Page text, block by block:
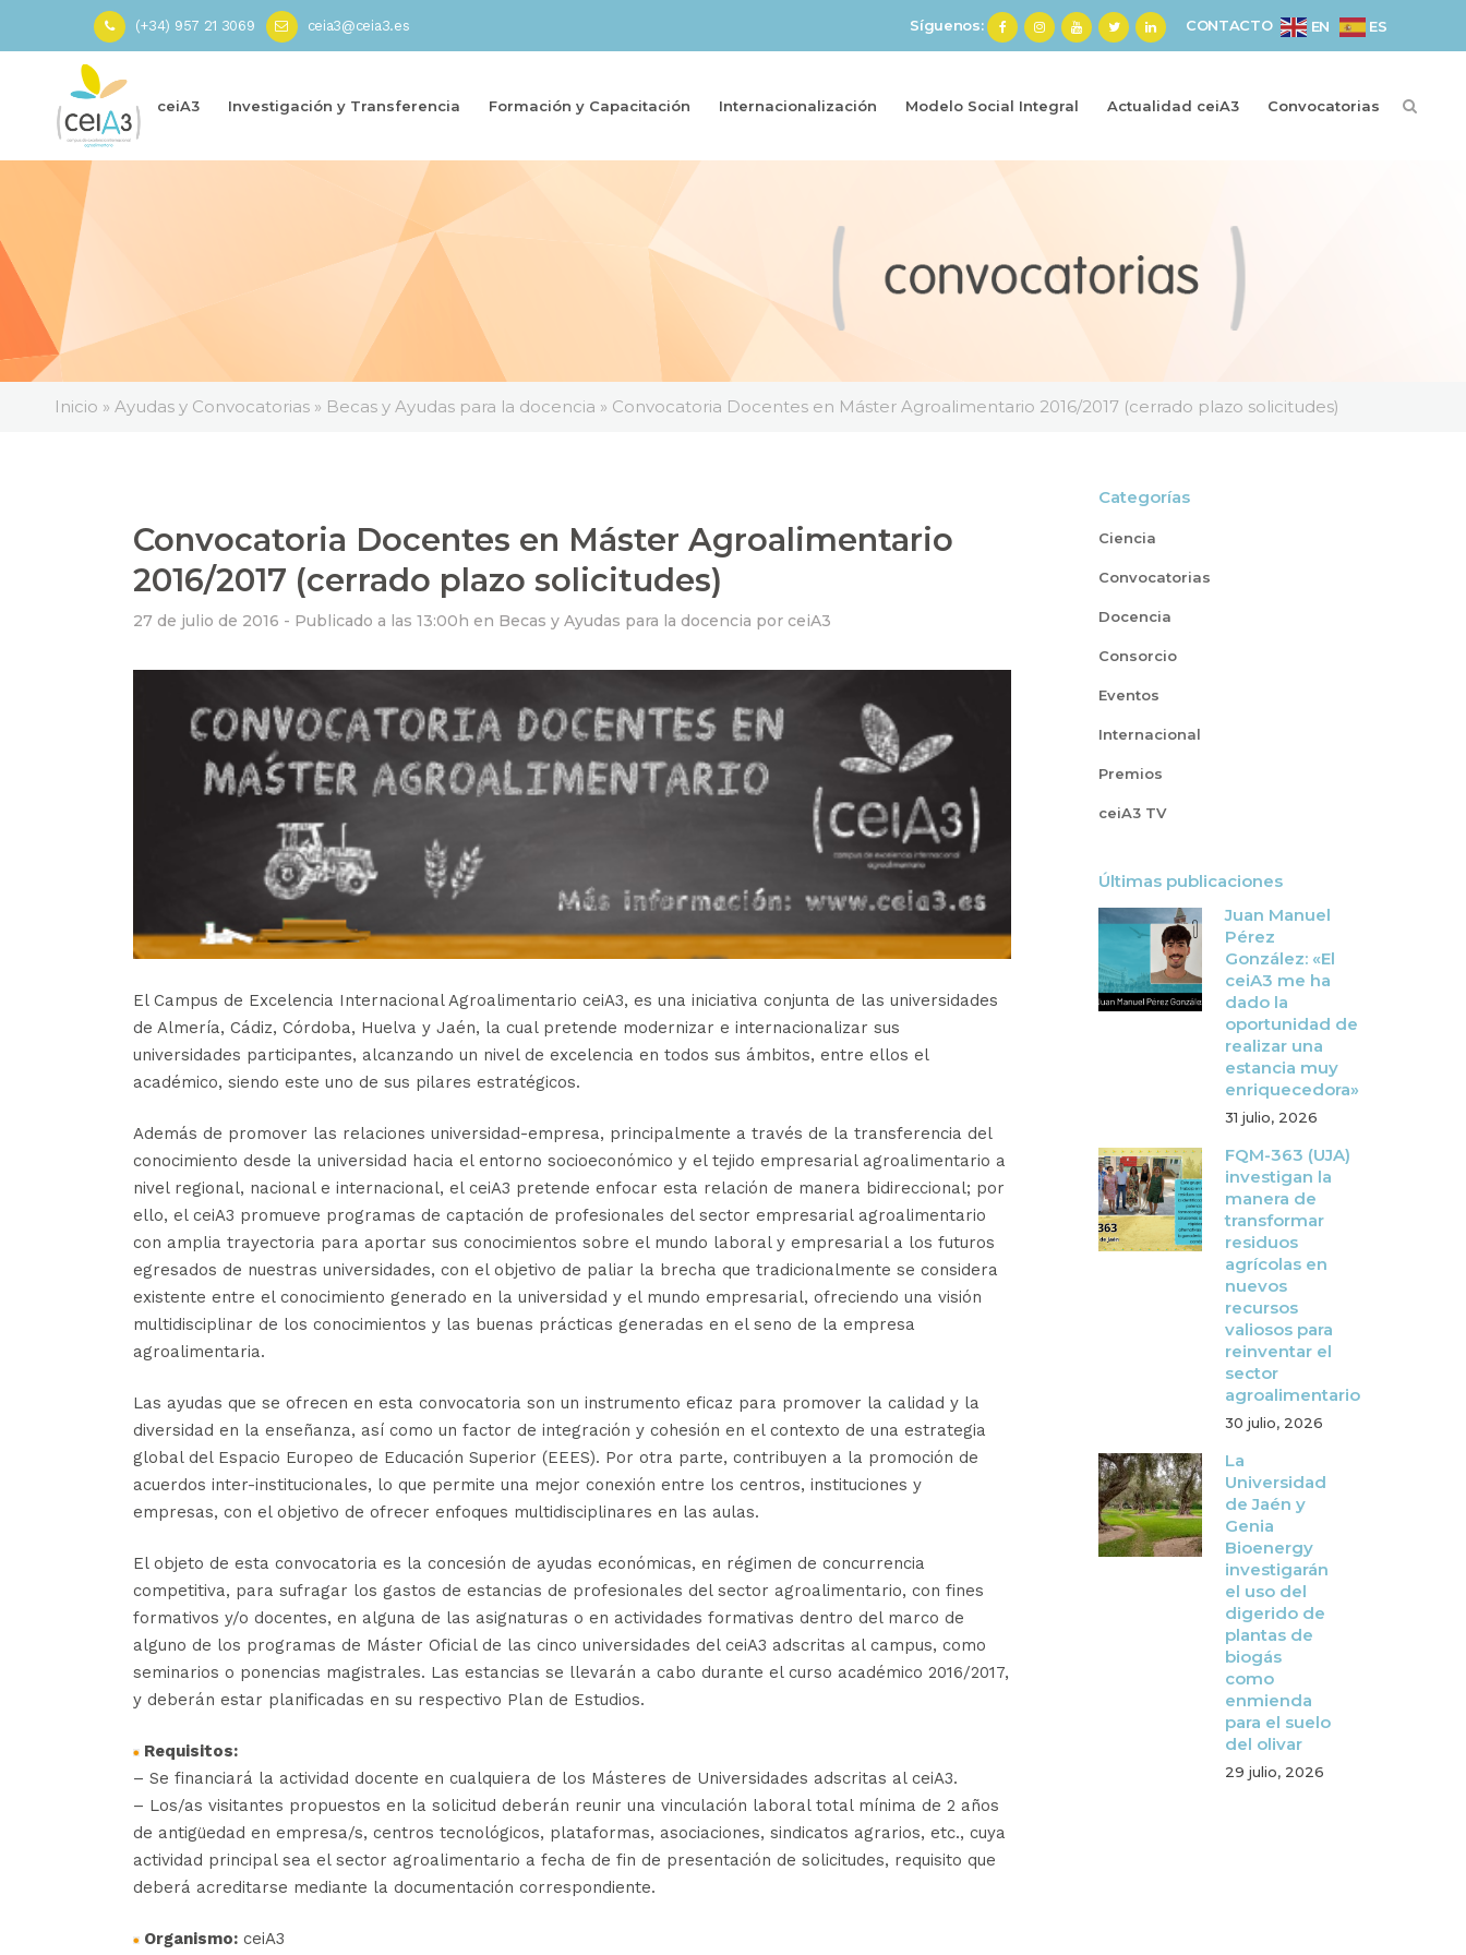
(+34) 957 21 3069 ceia3@ceia3.es Síguenos: CONTACTO EN ES
ceiA3 Investigación y Transferencia Formación y Capacitación Internacionalización Modelo Social Integral Actualidad ceiA3 Convocatorias
Inicio » Ayudas y Convocatorias » Becas y Ayudas para la docencia » Convocatoria Docentes en Máster Agroalimentario 2016/2017 (cerrado plazo solicitudes)
Convocatoria Docentes en Máster Agroalimentario
2016/2017 (cerrado plazo solicitudes)
27 de julio de 2016 - Publicado a las 13:00h en Becas y Ayudas para la docencia por ceiA3
El Campus de Excelencia Internacional Agroalimentario ceiA3, es una iniciativa conjunta de las universidades
de Almería, Cádiz, Córdoba, Huelva y Jaén, la cual pretende modernizar e internacionalizar sus
universidades participantes, alcanzando un nivel de excelencia en todos sus ámbitos, entre ellos el
académico, siendo este uno de sus pilares estratégicos.
Además de promover las relaciones universidad-empresa, principalmente a través de la transferencia del
conocimiento desde la universidad hacia el entorno socioeconómico y el tejido empresarial agroalimentario a
nivel regional, nacional e internacional, el ceiA3 pretende enfocar esta relación de manera bidireccional; por
ello, el ceiA3 promueve programas de captación de profesionales del sector empresarial agroalimentario
con amplia trayectoria para aportar sus conocimientos sobre el mundo laboral y empresarial a los futuros
egresados de nuestras universidades, con el objetivo de paliar la brecha que tradicionalmente se considera
existente entre el conocimiento generado en la universidad y el mundo empresarial, ofreciendo una visión
multidisciplinar de los conocimientos y las buenas prácticas generadas en el seno de la empresa
agroalimentaria.
Las ayudas que se ofrecen en esta convocatoria son un instrumento eficaz para promover la calidad y la
diversidad en la enseñanza, así como un factor de integración y cohesión en el contexto de una estrategia
global del Espacio Europeo de Educación Superior (EEES). Por otra parte, contribuyen a la promoción de
acuerdos inter-institucionales, lo que permite una mejor conexión entre los centros, instituciones y
empresas, con el objetivo de ofrecer enfoques multidisciplinares en las aulas.
El objeto de esta convocatoria es la concesión de ayudas económicas, en régimen de concurrencia
competitiva, para sufragar los gastos de estancias de profesionales del sector agroalimentario, con fines
formativos y/o docentes, en alguna de las asignaturas o en actividades formativas dentro del marco de
alguno de los programas de Máster Oficial de las cinco universidades del ceiA3 adscritas al campus, como
seminarios o ponencias magistrales. Las estancias se llevarán a cabo durante el curso académico 2016/2017,
y deberán estar planificadas en su respectivo Plan de Estudios.
Requisitos:
– Se financiará la actividad docente en cualquiera de los Másteres de Universidades adscritas al ceiA3.
– Los/as visitantes propuestos en la solicitud deberán reunir una vinculación laboral total mínima de 2 años
de antigüedad en empresa/s, centros tecnológicos, plataformas, asociaciones, sindicatos agrarios, etc., cuya
actividad principal sea el sector agroalimentario a fecha de fin de presentación de solicitudes, requisito que
deberá acreditarse mediante la documentación correspondiente.
Organismo: ceiA3
Categorías
Ciencia
Convocatorias
Docencia
Consorcio
Eventos
Internacional
Premios
ceiA3 TV
Últimas publicaciones
Juan Manuel
Pérez
González: «El
ceiA3 me ha
dado la
oportunidad de
realizar una
estancia muy
enriquecedora»
31 julio, 2026
FQM-363 (UJA)
investigan la
manera de
transformar
residuos
agrícolas en
nuevos
recursos
valiosos para
reinventar el
sector
agroalimentario
30 julio, 2026
La
Universidad
de Jaén y
Genia
Bioenergy
investigarán
el uso del
digerido de
plantas de
biogás
como
enmienda
para el suelo
del olivar
29 julio, 2026